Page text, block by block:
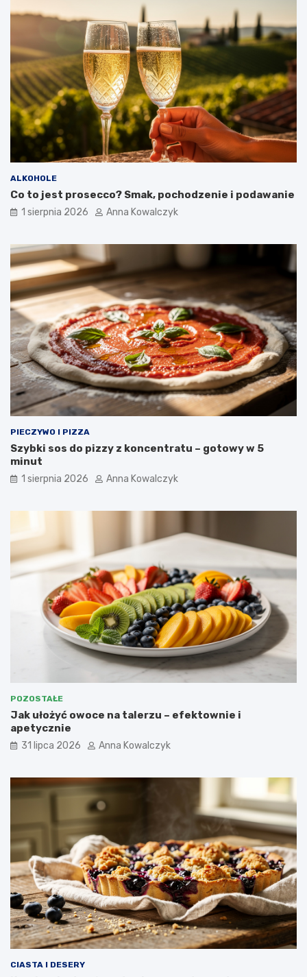
ALKOHOLE
Co to jest prosecco? Smak, pochodzenie i podawanie
1 sierpnia 2026 Anna Kowalczyk
PIECZYWO I PIZZA
Szybki sos do pizzy z koncentratu – gotowy w 5
minut
1 sierpnia 2026 Anna Kowalczyk
POZOSTAŁE
Jak ułożyć owoce na talerzu – efektownie i
apetycznie
31 lipca 2026 Anna Kowalczyk
CIASTA I DESERY